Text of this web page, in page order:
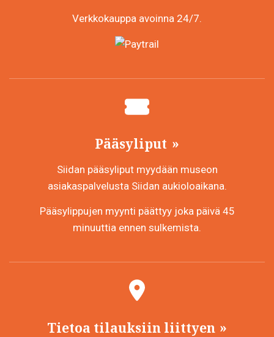
Verkkokauppa avoinna 24/7.
Pääsyliput
Siidan pääsyliput myydään museon
asiakaspalvelusta Siidan aukioloaikana.
Pääsylippujen myynti päättyy joka päivä 45
minuuttia ennen sulkemista.
Tietoa tilauksiin liittyen